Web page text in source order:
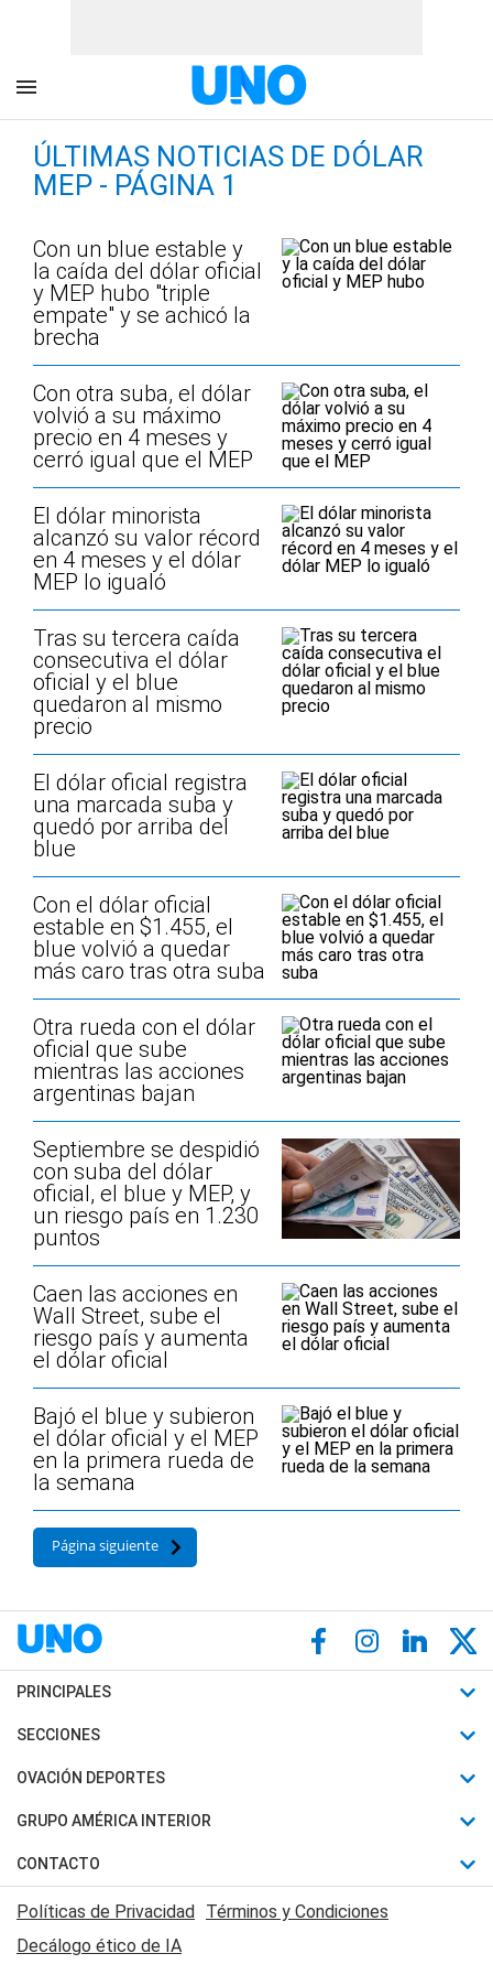
ÚLTIMAS NOTICIAS DE DÓLAR
MEP - PÁGINA 1
Con un blue estable y
la caída del dólar oficial
y MEP hubo "triple
empate" y se achicó la
brecha
Con otra suba, el dólar
volvió a su máximo
precio en 4 meses y
cerró igual que el MEP
El dólar minorista
alcanzó su valor récord
en 4 meses y el dólar
MEP lo igualó
Tras su tercera caída
consecutiva el dólar
oficial y el blue
quedaron al mismo
precio
El dólar oficial registra
una marcada suba y
quedó por arriba del
blue
Con el dólar oficial
estable en $1.455, el
blue volvió a quedar
más caro tras otra suba
Otra rueda con el dólar
oficial que sube
mientras las acciones
argentinas bajan
Septiembre se despidió
con suba del dólar
oficial, el blue y MEP, y
un riesgo país en 1.230
puntos
Caen las acciones en
Wall Street, sube el
riesgo país y aumenta
el dólar oficial
Bajó el blue y subieron
el dólar oficial y el MEP
en la primera rueda de
la semana
Página siguiente
PRINCIPALES
Últimas Noticias
Política
Judiciales
Economia
SECCIONES
Horóscopo
Motores
Trucos caseros
Series y Películas
Edictos y Solicitadas
OVACIÓN DEPORTES
Fútbol
Mundial
Automovilismo
Rugby
GRUPO AMÉRICA INTERIOR
Canal 7 en Vivo
CONTACTO
Acerca de Nosotros
Contactanos
Políticas de Privacidad Términos y Condiciones
Decálogo ético de IA